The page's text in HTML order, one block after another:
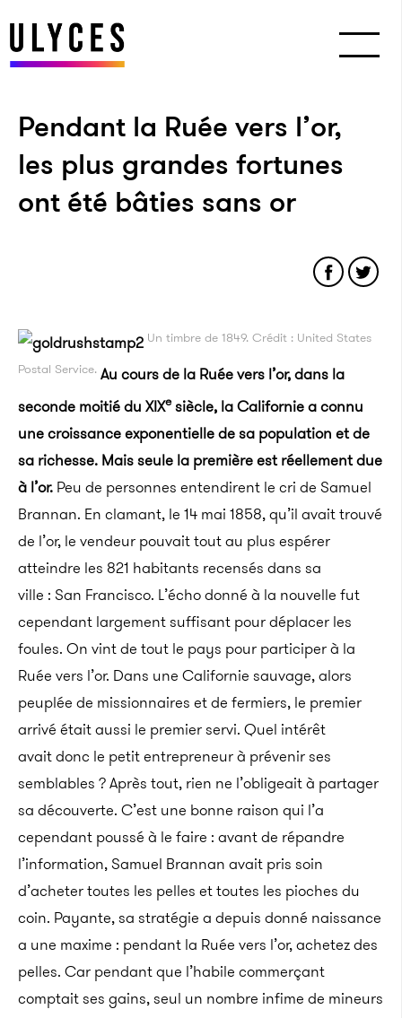
Pendant la Ruée vers l’or,
les plus grandes fortunes
ont été bâties sans or
Un timbre de 1849. Crédit : United States
Postal Service. Au cours de la Ruée vers l’or, dans la
seconde moitié du XIXe siècle, la Californie a connu
une croissance exponentielle de sa population et de
sa richesse. Mais seule la première est réellement due
à l’or. Peu de personnes entendirent le cri de Samuel
Brannan. En clamant, le 14 mai 1858, qu’il avait trouvé
de l’or, le vendeur pouvait tout au plus espérer
atteindre les 821 habitants recensés dans sa
ville : San Francisco. L’écho donné à la nouvelle fut
cependant largement suffisant pour déplacer les
foules. On vint de tout le pays pour participer à la
Ruée vers l’or. Dans une Californie sauvage, alors
peuplée de missionnaires et de fermiers, le premier
arrivé était aussi le premier servi. Quel intérêt
avait donc le petit entrepreneur à prévenir ses
semblables ? Après tout, rien ne l’obligeait à partager
sa découverte. C’est une bonne raison qui l’a
cependant poussé à le faire : avant de répandre
l’information, Samuel Brannan avait pris soin
d’acheter toutes les pelles et toutes les pioches du
coin. Payante, sa stratégie a depuis donné naissance
a une maxime : pendant la Ruée vers l’or, achetez des
pelles. Car pendant que l’habile commerçant
comptait ses gains, seul un nombre infime de mineurs